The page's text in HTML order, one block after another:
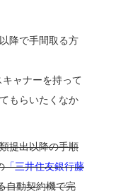
降で手間取る方
ャナーを持って
もらいたくなか
提出以降の手順
「三井住友銀行藤
自動契約機で完